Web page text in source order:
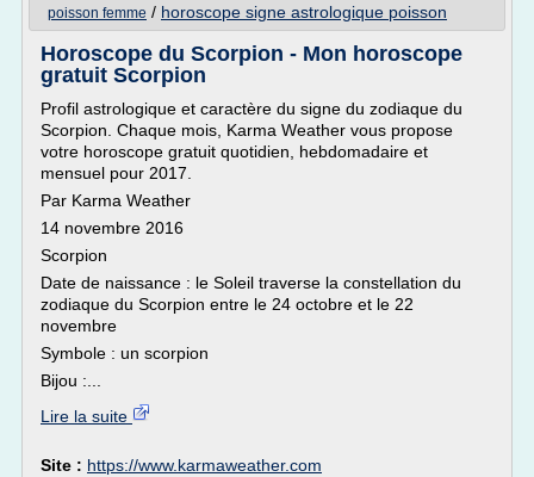
poisson femme / horoscope signe astrologique poisson
Horoscope du Scorpion - Mon horoscope
gratuit Scorpion
Profil astrologique et caractère du signe du zodiaque du
Scorpion. Chaque mois, Karma Weather vous propose
votre horoscope gratuit quotidien, hebdomadaire et
mensuel pour 2017.
Par Karma Weather
14 novembre 2016
Scorpion
Date de naissance : le Soleil traverse la constellation du
zodiaque du Scorpion entre le 24 octobre et le 22
novembre
Symbole : un scorpion
Bijou :...
Lire la suite
Site : https://www.karmaweather.com